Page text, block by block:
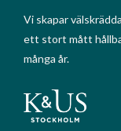
Vi skapar
ett stort mått
många år.